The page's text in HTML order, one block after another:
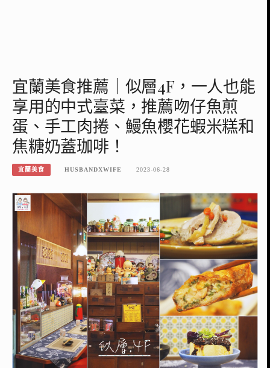
宜蘭美食推薦｜似層4F，一人也能
享用的中式臺菜，推薦吻仔魚煎
蛋、手工肉捲、鰻魚櫻花蝦米糕和
焦糖奶蓋珈啡！
宜蘭美食 HUSBANDXWIFE 2023-06-28